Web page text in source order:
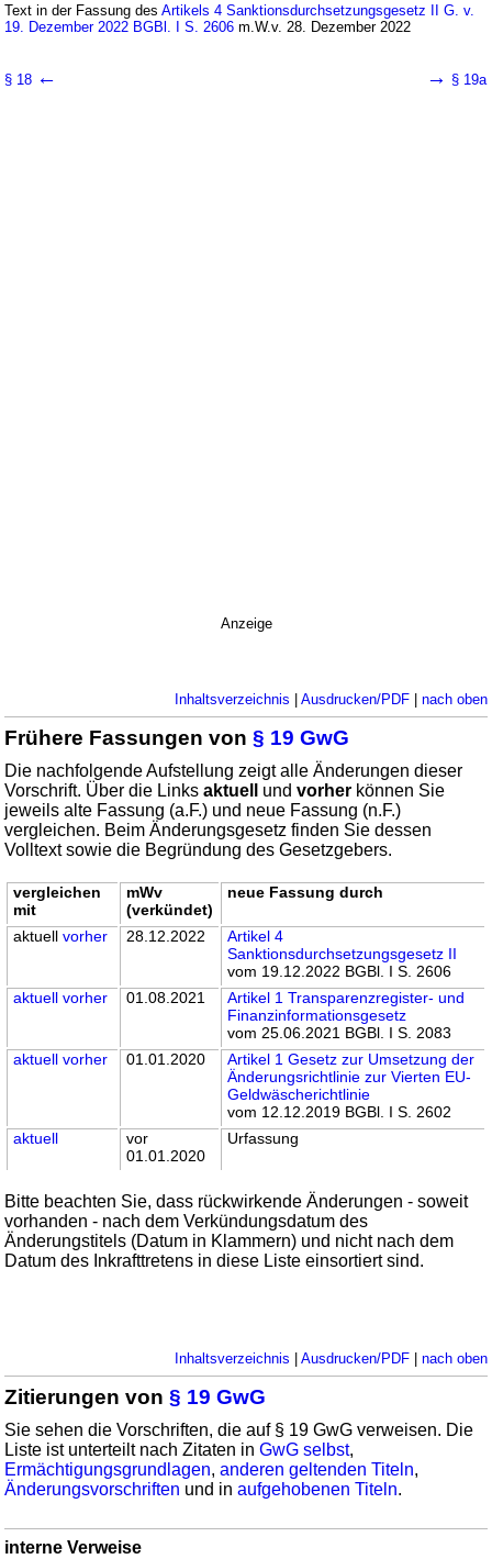
Text in der Fassung desArtikels 4 Sanktionsdurchsetzungsgesetz II G. v.
19. Dezember 2022 BGBl. I S. 2606 m.W.v. 28. Dezember 2022
§ 18 ← → § 19a
Anzeige
Inhaltsverzeichnis | Ausdrucken/PDF| nach oben
Frühere Fassungen von§ 19 GwG
Die nachfolgende Aufstellung zeigt alle Änderungen dieser
Vorschrift. Über die Linksaktuell undvorher können Sie
jeweils alte Fassung (a.F.) und neue Fassung (n.F.)
vergleichen. Beim Änderungsgesetz finden Sie dessen
Volltext sowie die Begründung des Gesetzgebers.
vergleichen
mit
mWv
(verkündet)
neue Fassung durch
aktuellvorher 28.12.2022
Artikel 4
Sanktionsdurchsetzungsgesetz II
vom 19.12.2022 BGBl. I S. 2606
aktuell vorher 01.08.2021
Artikel 1 Transparenzregister- und
Finanzinformationsgesetz
vom 25.06.2021 BGBl. I S. 2083
aktuell vorher 01.01.2020
Artikel 1 Gesetz zur Umsetzung der
Änderungsrichtlinie zur Vierten EU-
Geldwäscherichtlinie
vom 12.12.2019 BGBl. I S. 2602
aktuell
vor
01.01.2020
Urfassung
Bitte beachten Sie, dass rückwirkende Änderungen - soweit
vorhanden - nach dem Verkündungsdatum des
Änderungstitels (Datum in Klammern) und nicht nach dem
Datum des Inkrafttretens in diese Liste einsortiert sind.
Inhaltsverzeichnis | Ausdrucken/PDF| nach oben
Zitierungen von§ 19 GwG
Sie sehen die Vorschriften, die auf § 19 GwG verweisen. Die
Liste ist unterteilt nach Zitaten inGwG selbst,
Ermächtigungsgrundlagen,anderen geltenden Titeln,
Änderungsvorschriften und inaufgehobenen Titeln.
interne Verweise